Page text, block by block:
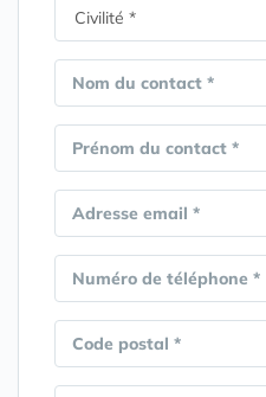
Nom du contact *
Prénom du contact *
Adresse email *
Numéro de téléphone *
Code postal *